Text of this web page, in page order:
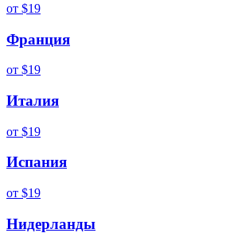
от $19
Франция
от $19
Италия
от $19
Испания
от $19
Нидерланды